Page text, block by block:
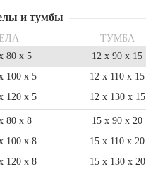
и тумбы
ТУМБА
80 x 5
12 x 90 x 15
100 x 5
12 x 110 x 15
120 x 5
12 x 130 x 15
80 x 8 15 x 90 x 20
100 x 8
15 x 110 x 20
120 x 8
15 x 130 x 20